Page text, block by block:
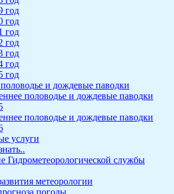
год
год
год
год
год
год
год
и дождевые паводки
половодье и дождевые паводки
половодье и дождевые паводки
услуги
Гидрометеорологической службы
метеорологии
погоды